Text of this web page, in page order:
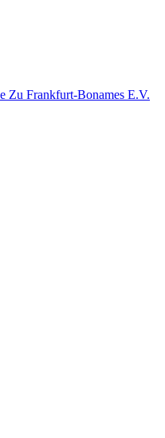
Zu Frankfurt-Bonames E.V.